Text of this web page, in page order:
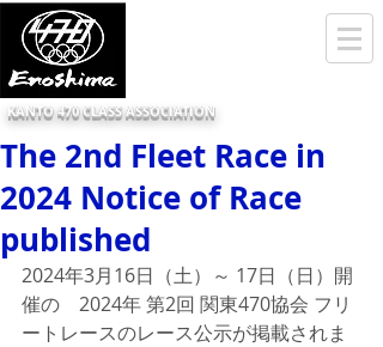
KANTO 470 CLASS ASSOCIATION
The 2nd Fleet Race in
2024 Notice of Race
published
2024年3月16日（土）～ 17日（日）開
催の　2024年 ​第2回 関東470協会 フリ
ートレースのレース公示が掲載されま